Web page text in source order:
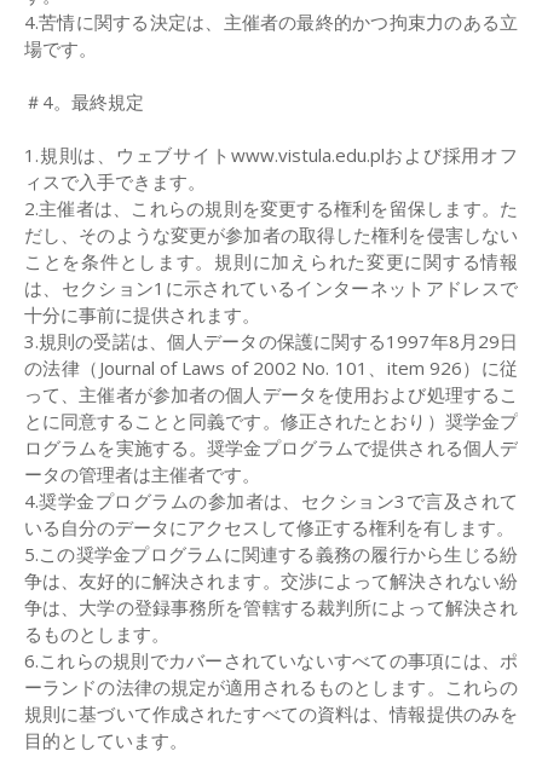
4.苦情に関する決定は、主催者の最終的かつ拘束力のある立
場です。
＃4。最終規定
1.規則は、ウェブサイトwww.vistula.edu.plおよび採用オフ
ィスで入手できます。
2.主催者は、これらの規則を変更する権利を留保します。た
だし、そのような変更が参加者の取得した権利を侵害しない
ことを条件とします。規則に加えられた変更に関する情報
は、セクション1に示されているインターネットアドレスで
十分に事前に提供されます。
3.規則の受諾は、個人データの保護に関する1997年8月29日
の法律（Journal of Laws of 2002 No. 101、item 926）に従
って、主催者が参加者の個人データを使用および処理するこ
とに同意することと同義です。修正されたとおり）奨学金プ
ログラムを実施する。奨学金プログラムで提供される個人デ
ータの管理者は主催者です。
4.奨学金プログラムの参加者は、セクション3で言及されて
いる自分のデータにアクセスして修正する権利を有します。
5.この奨学金プログラムに関連する義務の履行から生じる紛
争は、友好的に解決されます。交渉によって解決されない紛
争は、大学の登録事務所を管轄する裁判所によって解決され
るものとします。
6.これらの規則でカバーされていないすべての事項には、ポ
ーランドの法律の規定が適用されるものとします。これらの
規則に基づいて作成されたすべての資料は、情報提供のみを
目的としています。